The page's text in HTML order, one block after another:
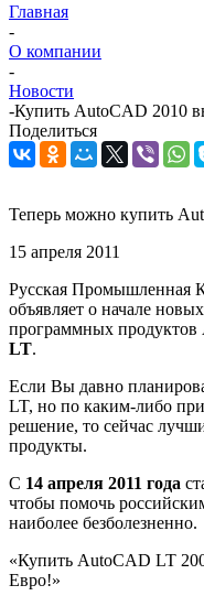
Главная
-
О компании
-
Новости
-Купить AutoCAD 2010
Поделиться
Теперь можно купить
15 апреля 2011
Русская Промышленная
объявляет о начале
программных продуктов
LT.
Если Вы давно
LT, но по каким-либо
решение, то сейчас
продукты.
С 14 апреля 2011 года
чтобы помочь
наиболее безболезненно.
«Купить AutoCAD LT
Евро!»